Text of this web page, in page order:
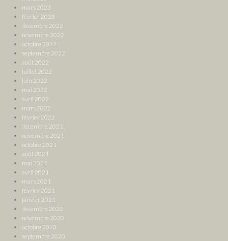
mars 2023
février 2023
décembre 2022
novembre 2022
octobre 2022
septembre 2022
août 2022
juillet 2022
juin 2022
mai 2022
avril 2022
mars 2022
février 2022
décembre 2021
novembre 2021
octobre 2021
août 2021
mai 2021
avril 2021
mars 2021
février 2021
janvier 2021
décembre 2020
novembre 2020
octobre 2020
septembre 2020